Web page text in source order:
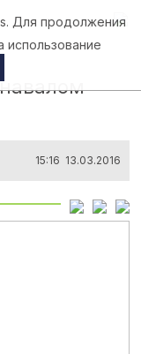
Афины
15:16 13.03.2016
Для продолжения
использование